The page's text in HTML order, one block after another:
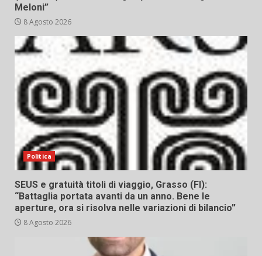
Meloni”
8 Agosto 2026
Politica
SEUS e gratuità titoli di viaggio, Grasso (FI):
“Battaglia portata avanti da un anno. Bene le
aperture, ora si risolva nelle variazioni di bilancio”
8 Agosto 2026